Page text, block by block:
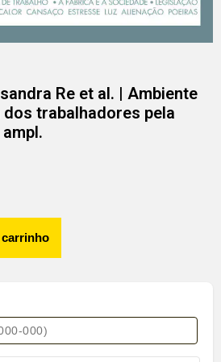
Re et al. | Ambiente
trabalhadores pela